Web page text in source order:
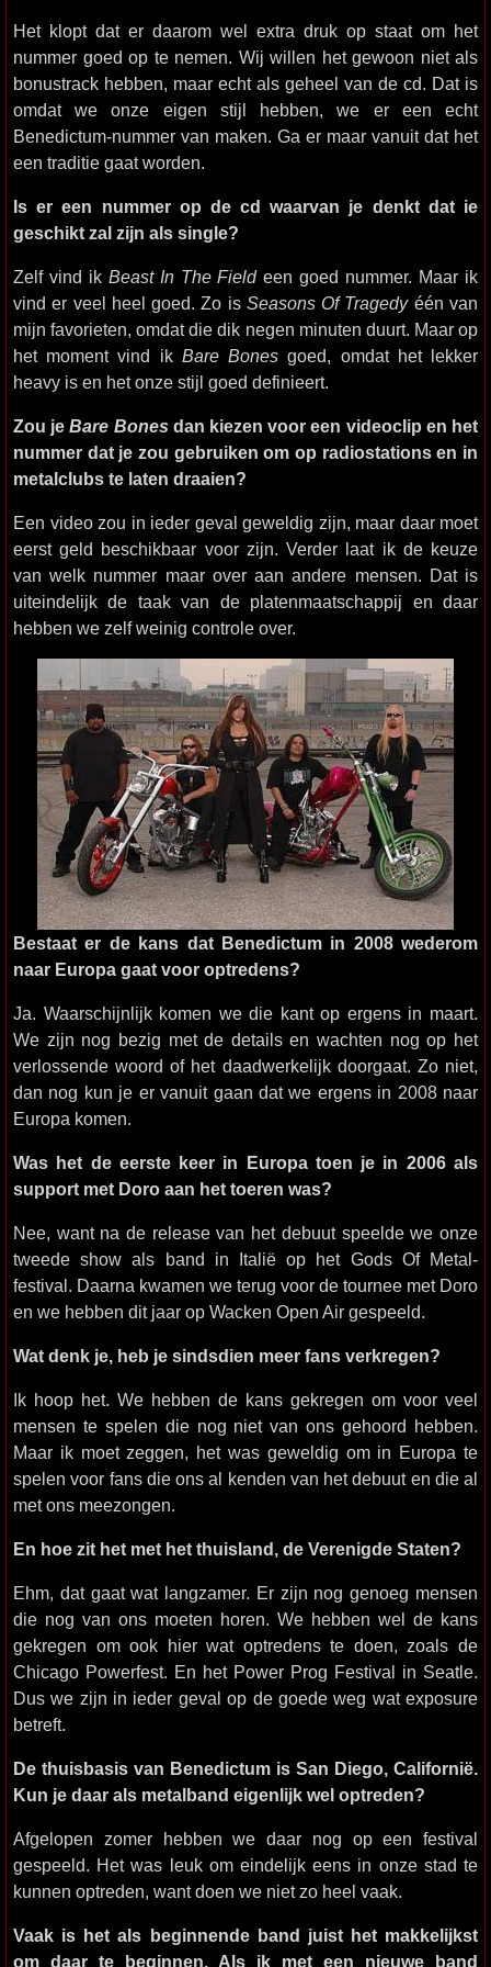
Het klopt dat er daarom wel extra druk op staat om het
nummer goed op te nemen. Wij willen het gewoon niet als
bonustrack hebben, maar echt als geheel van de cd. Dat is
omdat we onze eigen stijl hebben, we er een echt
Benedictum-nummer van maken. Ga er maar vanuit dat het
een traditie gaat worden.
Is er een nummer op de cd waarvan je denkt dat ie
geschikt zal zijn als single?
Zelf vind ik Beast In The Fieldeen goed nummer. Maar ik
vind er veel heel goed. Zo is Seasons Of Tragedyéén van
mijn favorieten, omdat die dik negen minuten duurt. Maar op
het moment vind ik Bare Bones goed, omdat het lekker
heavy is en het onze stijl goed definieert.
Zou jeBare Bones dan kiezen voor een videoclip en het
nummer dat je zou gebruiken om op radiostations en in
metalclubs te laten draaien?
Een video zou in ieder geval geweldig zijn, maar daar moet
eerst geld beschikbaar voor zijn. Verder laat ik de keuze
van welk nummer maar over aan andere mensen. Dat is
uiteindelijk de taak van de platenmaatschappij en daar
hebben we zelf weinig controle over.
Bestaat er de kans dat Benedictum in 2008 wederom
naar Europa gaat voor optredens?
Ja. Waarschijnlijk komen we die kant op ergens in maart.
We zijn nog bezig met de details en wachten nog op het
verlossende woord of het daadwerkelijk doorgaat. Zo niet,
dan nog kun je er vanuit gaan dat we ergens in 2008 naar
Europa komen.
Was het de eerste keer in Europa toen je in 2006 als
support met Doro aan het toeren was?
Nee, want na de release van het debuut speelde we onze
tweede show als band in Italië op het Gods Of Metal-
festival. Daarna kwamen we terug voor de tournee met Doro
en we hebben dit jaar op Wacken Open Air gespeeld.
Wat denk je, heb je sindsdien meer fans verkregen?
Ik hoop het. We hebben de kans gekregen om voor veel
mensen te spelen die nog niet van ons gehoord hebben.
Maar ik moet zeggen, het was geweldig om in Europa te
spelen voor fans die ons al kenden van het debuut en die al
met ons meezongen.
En hoe zit het met het thuisland, de Verenigde Staten?
Ehm, dat gaat wat langzamer. Er zijn nog genoeg mensen
die nog van ons moeten horen. We hebben wel de kans
gekregen om ook hier wat optredens te doen, zoals de
Chicago Powerfest. En het Power Prog Festival in Seatle.
Dus we zijn in ieder geval op de goede weg wat exposure
betreft.
De thuisbasis van Benedictum is San Diego, Californië.
Kun je daar als metalband eigenlijk wel optreden?
Afgelopen zomer hebben we daar nog op een festival
gespeeld. Het was leuk om eindelijk eens in onze stad te
kunnen optreden, want doen we niet zo heel vaak.
Vaak is het als beginnende band juist het makkelijkst
om daar te beginnen. Als ik met een nieuwe band